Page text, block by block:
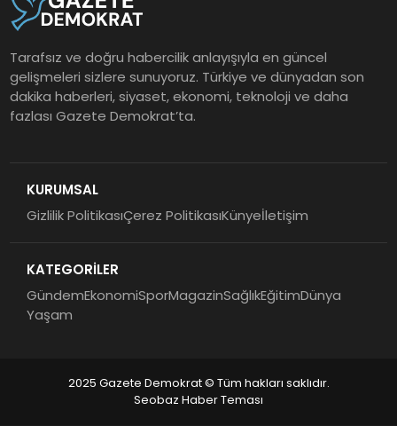
Tarafsız ve doğru habercilik anlayışıyla en güncel
gelişmeleri sizlere sunuyoruz. Türkiye ve dünyadan son
dakika haberleri, siyaset, ekonomi, teknoloji ve daha
fazlası Gazete Demokrat’ta.
KURUMSAL
Gizlilik PolitikasıÇerez PolitikasıKünyeİletişim
KATEGORİLER
GündemEkonomiSporMagazinSağlıkEğitimDünya
Yaşam
2025 Gazete Demokrat © Tüm hakları saklıdır.
Seobaz Haber Teması